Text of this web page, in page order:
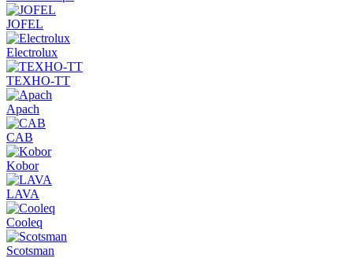
JOFEL
Electrolux
ТЕХНО-ТТ
Apach
CAB
Kobor
LAVA
Cooleq
Scotsman